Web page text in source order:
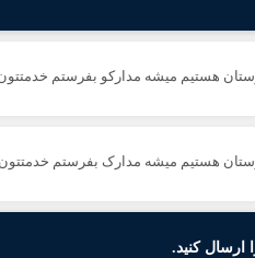
هستیم میشه مدارکو بفرستم
هستیم میشه مدارک بفرستم
ارسال کنید.